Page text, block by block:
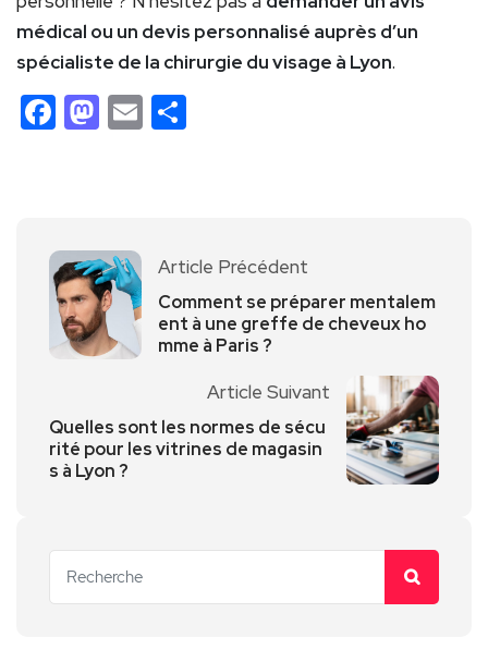
médical ou un devis personnalisé auprès d’un
spécialiste de la chirurgie du visage à Lyon.
Facebook
Mastodon
Email
Article Précédent
Comment se préparer mentalem
ent à une greffe de cheveux ho
mme à Paris ?
Article Suivant
Quelles sont les normes de sécu
rité pour les vitrines de magasin
s à Lyon ?